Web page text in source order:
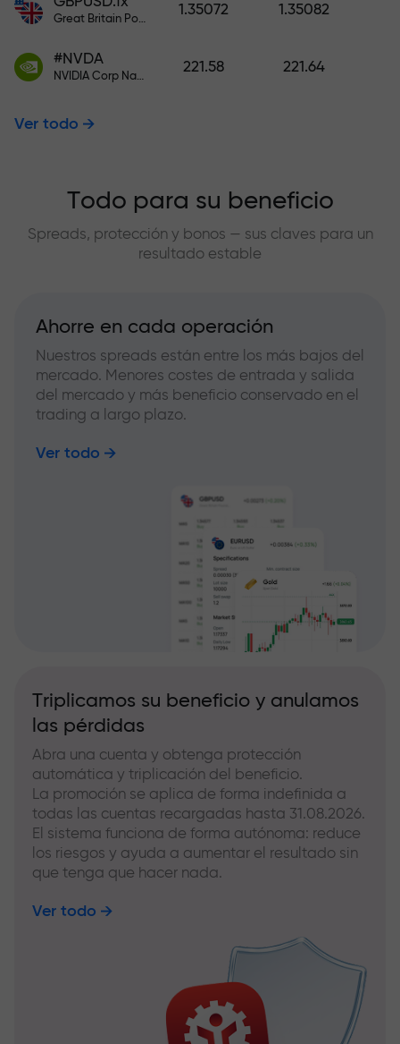
Great Britain Pound vs US Dollar
1.35072 1.35082
#NVDA
NVIDIA Corp Nasdaq Stock Exchange (Nasdaq) USD
221.58 221.64
Ver todo
Todo para su beneficio
Spreads, protección y bonos — sus claves para un
resultado estable
Ahorre en cada operación
Nuestros spreads están entre los más bajos del
mercado. Menores costes de entrada y salida
del mercado y más beneficio conservado en el
trading a largo plazo.
Ver todo
Triplicamos su beneficio y anulamos
las pérdidas
Abra una cuenta y obtenga protección
automática y triplicación del beneficio.
La promoción se aplica de forma indefinida a
todas las cuentas recargadas hasta 31.08.2026.
El sistema funciona de forma autónoma: reduce
los riesgos y ayuda a aumentar el resultado sin
que tenga que hacer nada.
Ver todo